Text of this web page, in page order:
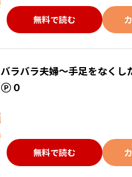
無料で読む
バラバラ夫婦～手足をなくし
0
無料で読む